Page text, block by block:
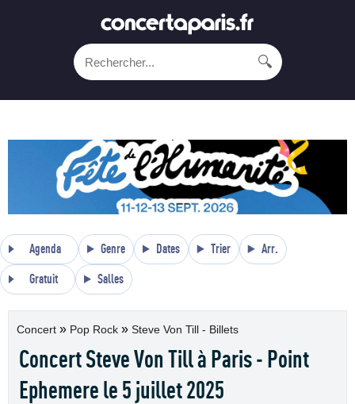
🔍
Agenda Genre Dates Trier Arr.
Gratuit Salles
Concert » Pop Rock » Steve Von Till - Billets
Concert Steve Von Till à Paris - Point
Ephemere le 5 juillet 2025